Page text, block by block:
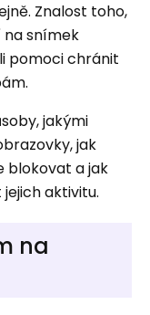
Znalost toho,
na snímek
pomoci chránit
jakými
jak
blokovat a jak
aktivitu.
na